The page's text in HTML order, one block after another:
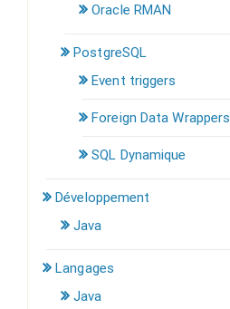
Oracle RMAN
PostgreSQL
Event triggers
Foreign Data Wrappers
SQL Dynamique
Développement
Java
Langages
Java